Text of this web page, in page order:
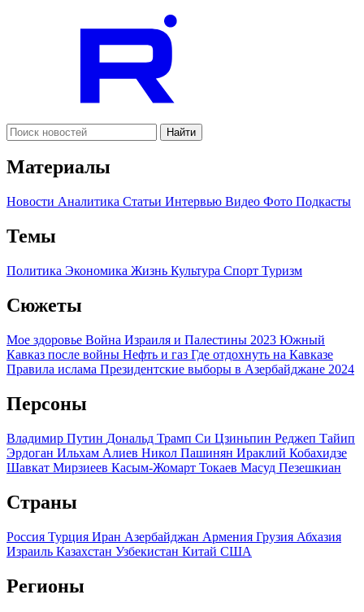
Найти
Материалы
Новости Аналитика Статьи Интервью Видео Фото Подкасты
Темы
Политика Экономика Жизнь Культура Спорт Туризм
Сюжеты
Мое здоровье Война Израиля и Палестины 2023 Южный
Кавказ после войны Нефть и газ Где отдохнуть на Кавказе
Правила ислама Президентские выборы в Азербайджане 2024
Персоны
Владимир Путин Дональд Трамп Си Цзиньпин Реджеп Тайип
Эрдоган Ильхам Алиев Никол Пашинян Ираклий Кобахидзе
Шавкат Мирзиеев Касым-Жомарт Токаев Масуд Пезешкиан
Страны
Россия Турция Иран Азербайджан Армения Грузия Абхазия
Израиль Казахстан Узбекистан Китай США
Регионы